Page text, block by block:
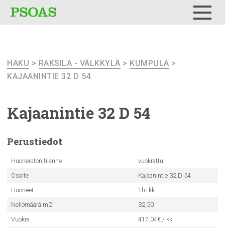
HAKU > RAKSILA - VÄLKKYLÄ > KUMPULA >
KAJAANINTIE 32 D 54
Kajaanintie 32 D 54
Perustiedot
Huoneiston tilanne
vuokrattu
Osoite
Kajaanintie 32 D 54
Huoneet
1h+kk
Neliömäärä m2
32,50
Vuokra
417.04€ / kk